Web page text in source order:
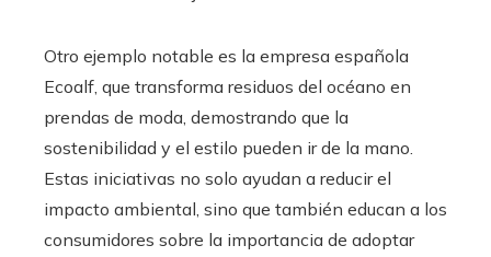
Otro ejemplo notable es la empresa española
Ecoalf, que transforma residuos del océano en
prendas de moda, demostrando que la
sostenibilidad y el estilo pueden ir de la mano.
Estas iniciativas no solo ayudan a reducir el
impacto ambiental, sino que también educan a los
consumidores sobre la importancia de adoptar